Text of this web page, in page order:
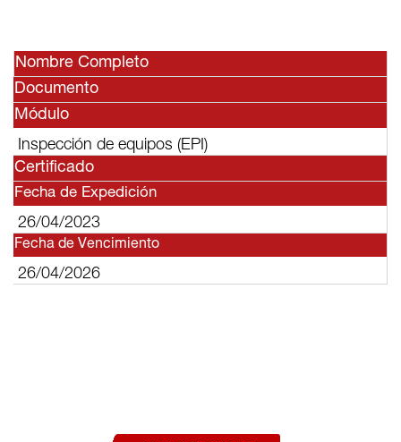
Nombre Completo
Documento
Módulo
Inspección de equipos (EPI)
Certificado
Fecha de Expedición
26/04/2023
Fecha de Vencimiento
26/04/2026